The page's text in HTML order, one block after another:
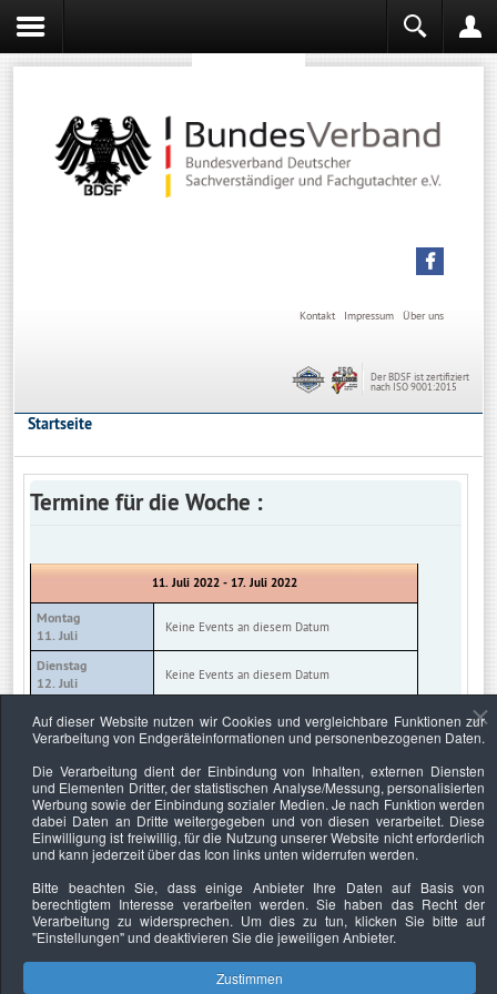
Über uns
Impressum
Kontakt
Der BDSF ist zertifiziert
nach ISO 9001:2015
Startseite
Termine für die Woche :
11. Juli 2022 - 17. Juli 2022
Montag
11. Juli
Keine Events an diesem Datum
Dienstag
12. Juli
Keine Events an diesem Datum
Mittwoch
13. Juli
Keine Events an diesem Datum
14. Juli
Keine Events an diesem Datum
Freitag
15. Juli
Keine Events an diesem Datum
Samstag
Sonntag
17. Juli
Keine Events an diesem Datum
Auf dieser Website nutzen wir Cookies und vergleichbare Funktionen zur
Verarbeitung von Endgeräteinformationen und personenbezogenen Daten.
Die Verarbeitung dient der Einbindung von Inhalten, externen Diensten
und Elementen Dritter, der statistischen Analyse/Messung, personalisierten
Werbung sowie der Einbindung sozialer Medien. Je nach Funktion werden
dabei Daten an Dritte weitergegeben und von diesen verarbeitet. Diese
Einwilligung ist freiwillig, für die Nutzung unserer Website nicht erforderlich
und kann jederzeit über das Icon links unten widerrufen werden.
Bitte beachten Sie, dass einige Anbieter Ihre Daten auf Basis von
berechtigtem Interesse verarbeiten werden. Sie haben das Recht der
Verarbeitung zu widersprechen. Um dies zu tun, klicken Sie bitte auf
"Einstellungen"und deaktivieren Sie die jeweiligen Anbieter.
Zustimmen